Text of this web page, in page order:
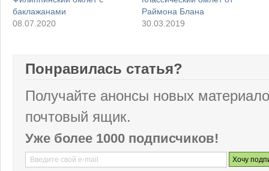
баклажанами
08.07.2020
Раймона Блана
30.03.2019
Понравилась статья?
Получайте анонсы новых
почтовый ящик.
Уже более 1000 подписчиков!